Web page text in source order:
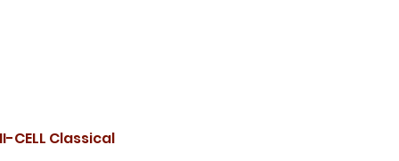
CELL Classical